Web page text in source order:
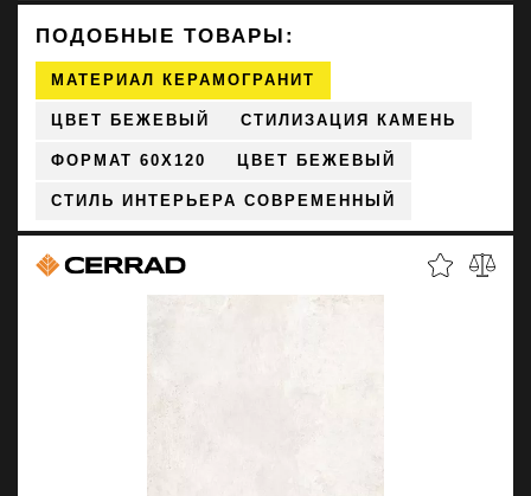
ПОДОБНЫЕ ТОВАРЫ:
МАТЕРИАЛ КЕРАМОГРАНИТ
ЦВЕТ БЕЖЕВЫЙ СТИЛИЗАЦИЯ КАМЕНЬ
ФОРМАТ 60X120 ЦВЕТ БЕЖЕВЫЙ
СТИЛЬ ИНТЕРЬЕРА СОВРЕМЕННЫЙ